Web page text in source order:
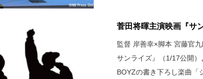
菅田将暉主演映画『サ
監督 岸善幸×脚本 宮藤官
サンライズ』（1/17公開
BOYZの書き下ろし楽曲「